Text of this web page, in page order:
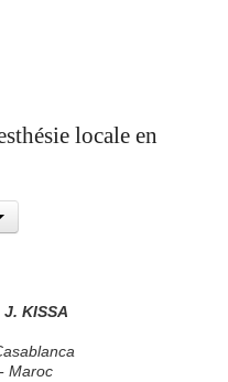
locale en
J. KISSA
Maroc